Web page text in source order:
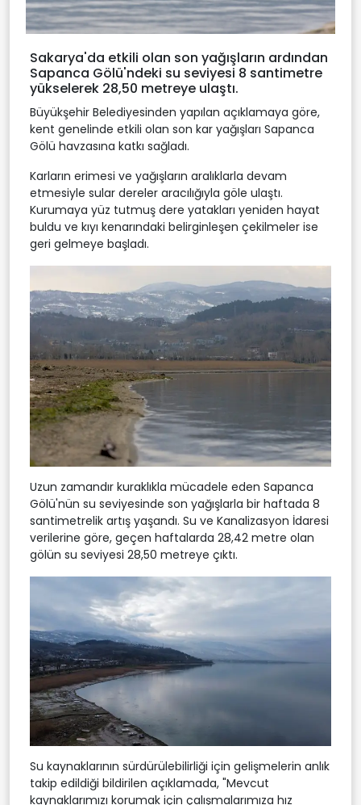
Sakarya'da etkili olan son yağışların ardından
Sapanca Gölü'ndeki su seviyesi 8 santimetre
yükselerek 28,50 metreye ulaştı.
Büyükşehir Belediyesinden yapılan açıklamaya göre,
kent genelinde etkili olan son kar yağışları Sapanca
Gölü havzasına katkı sağladı.
Karların erimesi ve yağışların aralıklarla devam
etmesiyle sular dereler aracılığıyla göle ulaştı.
Kurumaya yüz tutmuş dere yatakları yeniden hayat
buldu ve kıyı kenarındaki belirginleşen çekilmeler ise
geri gelmeye başladı.
Uzun zamandır kuraklıkla mücadele eden Sapanca
Gölü'nün su seviyesinde son yağışlarla bir haftada 8
santimetrelik artış yaşandı. Su ve Kanalizasyon İdaresi
verilerine göre, geçen haftalarda 28,42 metre olan
gölün su seviyesi 28,50 metreye çıktı.
Su kaynaklarının sürdürülebilirliği için gelişmelerin anlık
takip edildiği bildirilen açıklamada, "Mevcut
kaynaklarımızı korumak için çalışmalarımıza hız